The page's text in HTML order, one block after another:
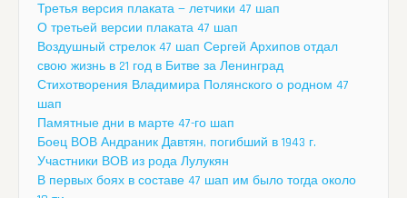
Третья версия плаката — летчики 47 шап
О третьей версии плаката 47 шап
Воздушный стрелок 47 шап Сергей Архипов отдал
свою жизнь в 21 год в Битве за Ленинград
Стихотворения Владимира Полянского о родном 47
шап
Памятные дни в марте 47-го шап
Боец ВОВ Андраник Давтян, погибший в 1943 г.
Участники ВОВ из рода Лулукян
В первых боях в составе 47 шап им было тогда около